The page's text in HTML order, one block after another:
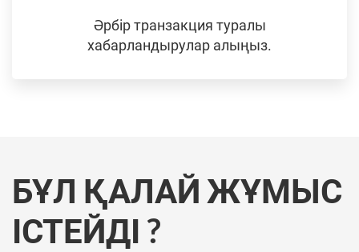
Әрбір транзакция туралы
хабарландырулар алыңыз.
БҰЛ ҚАЛАЙ ЖҰМЫС
ІСТЕЙДІ ?